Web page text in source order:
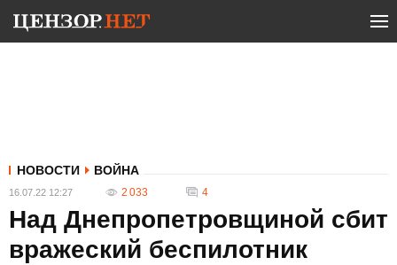
НОВОСТИ ВОЙНА
16.07.22 12:27 2 033 4
Над Днепропетровщиной сбит
вражеский беспилотник